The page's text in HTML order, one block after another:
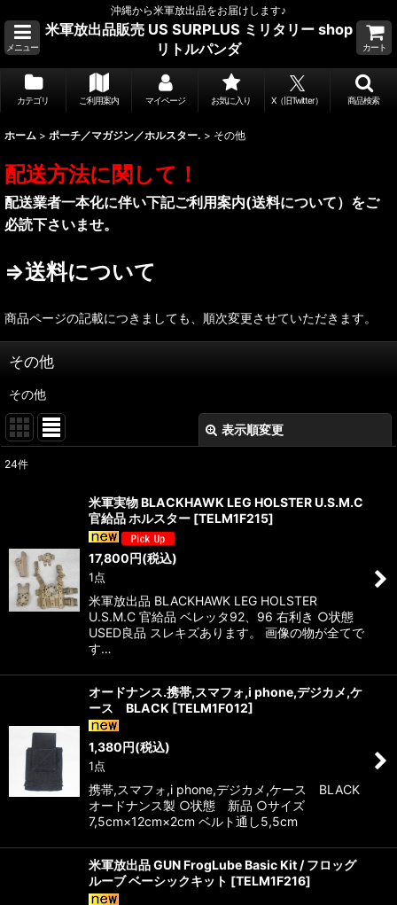
沖縄から米軍放出品をお届けします♪
メニュー
米軍放出品販売 US SURPLUS ミリタリー shop
リトルパンダ
カート
カテゴリ ご利用案内 マイページ お気に入り X（旧Twitter） 商品検索
ホーム > ポーチ／マガジン／ホルスター. > その他
配送方法に関して！
配送業者一本化に伴い下記ご利用案内(送料について）をご
必読下さいませ。
⇒送料について
商品ページの記載につきましても、順次変更させていただきます。
その他
その他
表示順変更
並び順:
絞り込む
24件
米軍実物 BLACKHAWK LEG HOLSTER U.S.M.C
官給品 ホルスター [TELM1F215]
17,800円(税込)
1点
米軍放出品 BLACKHAWK LEG HOLSTER
U.S.M.C 官給品 ベレッタ92、96 右利き ○状態
USED良品 スレキズあります。 画像の物が全てで
す…
オードナンス.携帯,スマフォ,i phone,デジカメ,ケ
ース BLACK [TELM1F012]
1,380円(税込)
1点
携帯,スマフォ,i phone,デジカメ,ケース BLACK
オードナンス製 ○状態 新品 ○サイズ
7,5cm×12cm×2cm ベルト通し5,5cm
米軍放出品 GUN FrogLube Basic Kit / フロッグ
ルーブ ベーシックキット [TELM1F216]